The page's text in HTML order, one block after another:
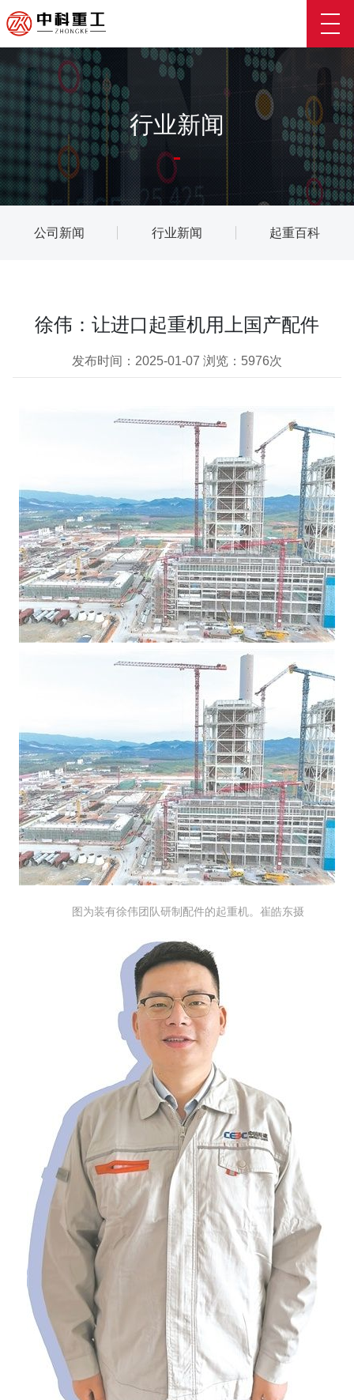
行业新闻
公司新闻 行业新闻 起重百科
徐伟：让进口起重机用上国产配件
发布时间： 2025-01-07 浏览： 5976次
图为装有徐伟团队研制配件的起重机。崔皓东摄